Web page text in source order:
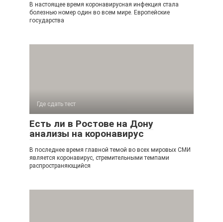
В настоящее время коронавирусная инфекция стала
болезнью номер один во всем мире. Европейские
государства
Где сдать тест
Есть ли в Ростове на Дону
анализы на коронавирус
В последнее время главной темой во всех мировых СМИ
является коронавирус, стремительными темпами
распространяющийся